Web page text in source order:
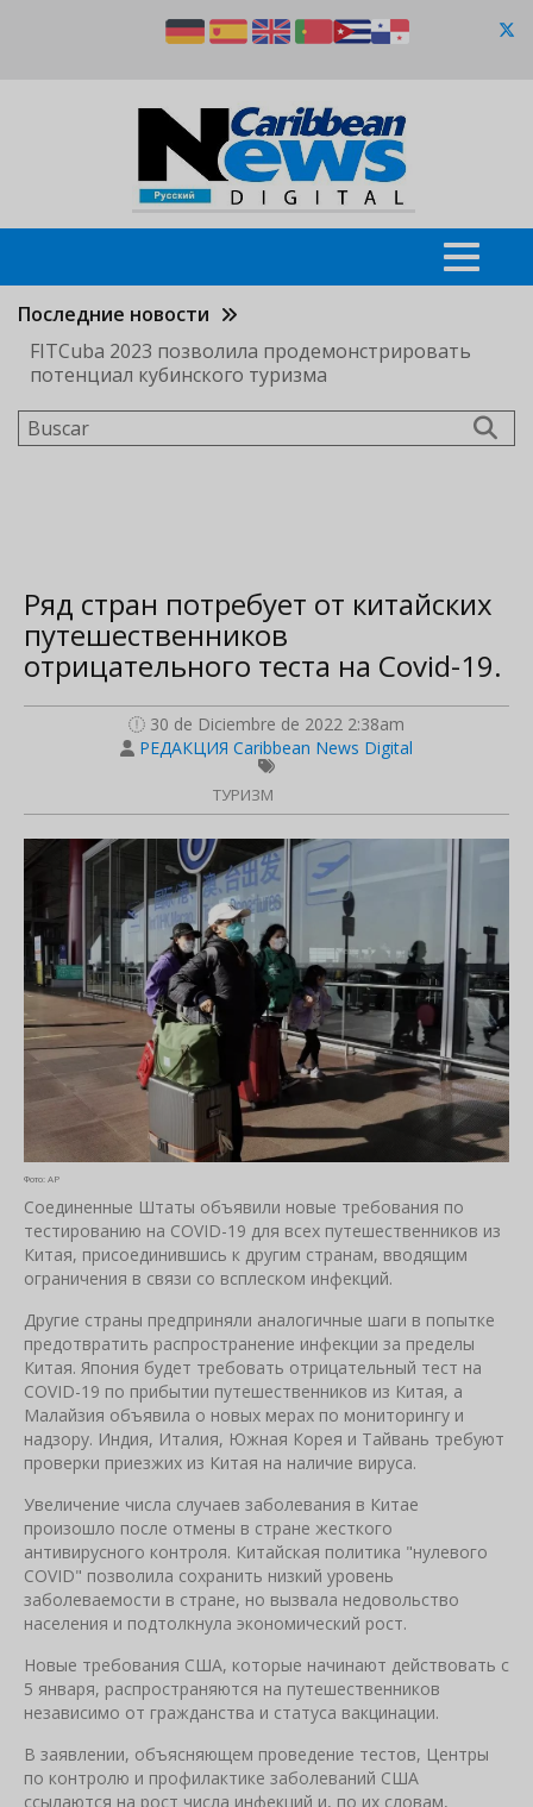
Последние новости
FITCuba 2023 позволила продемонстрировать
потенциал кубинского туризма
Buscar
Ряд стран потребует от китайских
путешественников
отрицательного теста на Covid-19.
30 de Diciembre de 2022 2:38am
РЕДАКЦИЯ Caribbean News Digital
ТУРИЗМ
Фото: AP
Соединенные Штаты объявили новые требования по
тестированию на COVID-19 для всех путешественников из
Китая, присоединившись к другим странам, вводящим
ограничения в связи со всплеском инфекций.
Другие страны предприняли аналогичные шаги в попытке
предотвратить распространение инфекции за пределы
Китая. Япония будет требовать отрицательный тест на
COVID-19 по прибытии путешественников из Китая, а
Малайзия объявила о новых мерах по мониторингу и
надзору. Индия, Италия, Южная Корея и Тайвань требуют
проверки приезжих из Китая на наличие вируса.
Увеличение числа случаев заболевания в Китае
произошло после отмены в стране жесткого
антивирусного контроля. Китайская политика "нулевого
COVID" позволила сохранить низкий уровень
заболеваемости в стране, но вызвала недовольство
населения и подтолкнула экономический рост.
Новые требования США, которые начинают действовать с
5 января, распространяются на путешественников
независимо от гражданства и статуса вакцинации.
В заявлении, объясняющем проведение тестов, Центры
по контролю и профилактике заболеваний США
ссылаются на рост числа инфекций и, по их словам,